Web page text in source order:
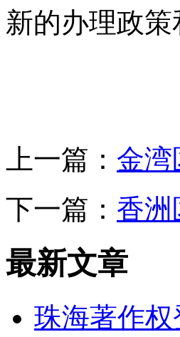
新的办理政
上一篇： 金湾
下一篇： 香洲
最新文章
珠海著作